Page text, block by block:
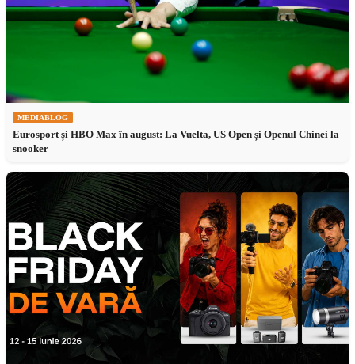
MEDIABLOG
Eurosport și HBO Max în august: La Vuelta, US Open și Openul Chinei la
snooker